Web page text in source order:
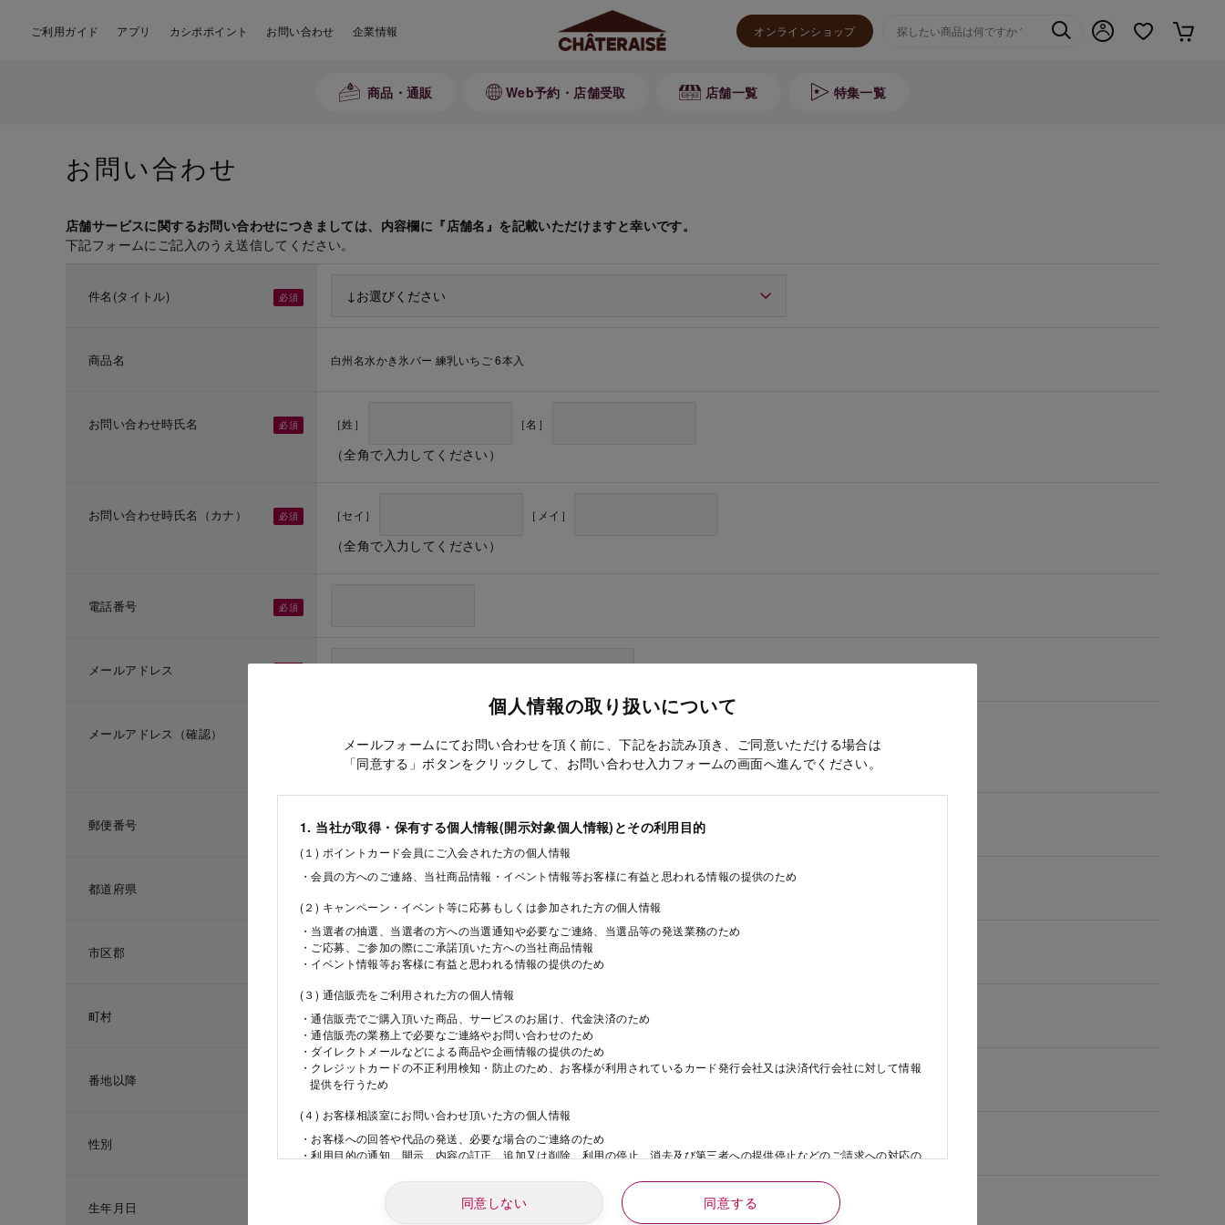
ご利用ガイド アプリ カシポポイント お問い合わせ 企業情報 オンラインショップ
商品・通販 Web予約・店舗受取 店舗一覧 特集一覧
お問い合わせ
店舗サービスに関するお問い合わせにつきましては、内容欄に『店舗名』を記載いただけますと幸いです。
下記フォームにご記入のうえ送信してください。
個人情報の取り扱いについて
メールフォームにてお問い合わせを頂く前に、下記をお読み頂き、ご同意いただける場合は
「同意する」ボタンをクリックして、お問い合わせ入力フォームの画面へ進んでください。
1. 当社が取得・保有する個人情報(開示対象個人情報)とその利用目的
(１) ポイントカード会員にご入会された方の個人情報
・会員の方へのご連絡、当社商品情報・イベント情報等お客様に有益と思われる情報の提供のため
(２) キャンペーン・イベント等に応募もしくは参加された方の個人情報
・当選者の抽選、当選者の方への当選通知や必要なご連絡、当選品等の発送業務のため
・ご応募、ご参加の際にご承諾頂いた方への当社商品情報
・イベント情報等お客様に有益と思われる情報の提供のため
(３) 通信販売をご利用された方の個人情報
・通信販売でご購入頂いた商品、サービスのお届け、代金決済のため
・通信販売の業務上で必要なご連絡やお問い合わせのため
・ダイレクトメールなどによる商品や企画情報の提供のため
・クレジットカードの不正利用検知・防止のため、お客様が利用されているカード発行会社又は決済代行会社に対して情報
提供を行うため
(４) お客様相談室にお問い合わせ頂いた方の個人情報
・お客様への回答や代品の発送、必要な場合のご連絡のため
・利用目的の通知、開示、内容の訂正、追加又は削除、利用の停止、消去及び第三者への提供停止などのご請求への対応の
(５) 当社の採用活動にご応募された方の個人情報
同意しない 同意する
件名(タイトル)
商品名 白州名水かき氷バー 練乳いちご 6本入
お問い合わせ時氏名 ［姓］ ［名］
（全角で入力してください）
お問い合わせ時氏名（カナ） ［セイ］ ［メイ］
（全角で入力してください）
電話番号
メールアドレス
メールアドレス（確認）
（メールアドレス確認のため再度入力をお願いします）
郵便番号
都道府県
市区郡
町村
番地以降
性別
生年月日 年